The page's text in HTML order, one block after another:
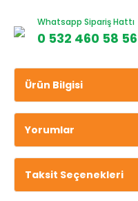
Whatsapp Sipariş Hattı
0 532 460 58 56
Ürün Bilgisi
Yorumlar
Taksit Seçenekleri